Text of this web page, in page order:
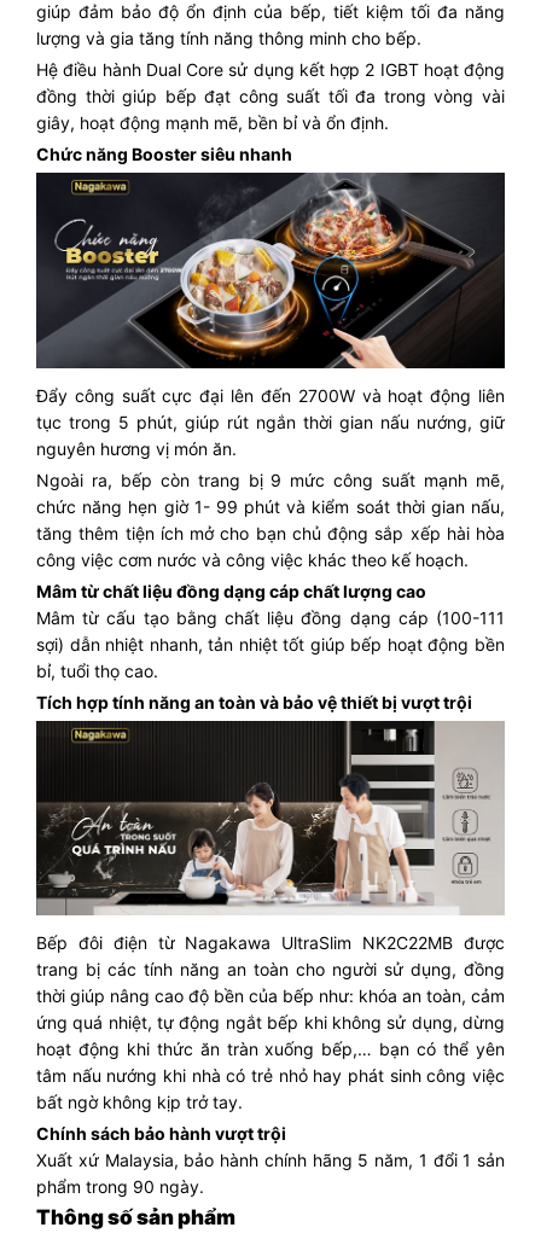
giúp đảm bảo độ ổn định của bếp, tiết kiệm tối đa năng
lượng và gia tăng tính năng thông minh cho bếp.
Hệ điều hành Dual Core sử dụng kết hợp 2 IGBT hoạt động
đồng thời giúp bếp đạt công suất tối đa trong vòng vài
giây, hoạt động mạnh mẽ, bền bỉ và ổn định.
Chức năng Booster siêu nhanh
Đẩy công suất cực đại lên đến 2700W và hoạt động liên
tục trong 5 phút, giúp rút ngắn thời gian nấu nướng, giữ
nguyên hương vị món ăn.
Ngoài ra, bếp còn trang bị 9 mức công suất mạnh mẽ,
chức năng hẹn giờ 1- 99 phút và kiểm soát thời gian nấu,
tăng thêm tiện ích mở cho bạn chủ động sắp xếp hài hòa
công việc cơm nước và công việc khác theo kế hoạch.
Mâm từ chất liệu đồng dạng cáp chất lượng cao
Mâm từ cấu tạo bằng chất liệu đồng dạng cáp (100-111
sợi) dẫn nhiệt nhanh, tản nhiệt tốt giúp bếp hoạt động bền
bỉ, tuổi thọ cao.
Tích hợp tính năng an toàn và bảo vệ thiết bị vượt trội
Bếp đôi điện từ Nagakawa UltraSlim NK2C22MB được
trang bị các tính năng an toàn cho người sử dụng, đồng
thời giúp nâng cao độ bền của bếp như: khóa an toàn, cảm
ứng quá nhiệt, tự động ngắt bếp khi không sử dụng, dừng
hoạt động khi thức ăn tràn xuống bếp,… bạn có thể yên
tâm nấu nướng khi nhà có trẻ nhỏ hay phát sinh công việc
bất ngờ không kịp trở tay.
Chính sách bảo hành vượt trội
Xuất xứ Malaysia, bảo hành chính hãng 5 năm, 1 đổi 1 sản
phẩm trong 90 ngày.
Thông số sản phẩm